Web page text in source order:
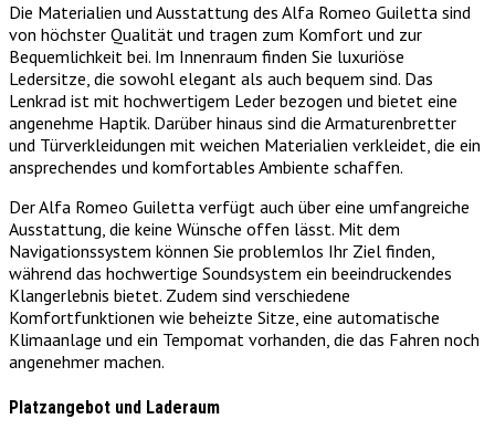
Die Materialien und Ausstattung des Alfa Romeo Guiletta sind
von höchster Qualität und tragen zum Komfort und zur
Bequemlichkeit bei. Im Innenraum finden Sie luxuriöse
Ledersitze, die sowohl elegant als auch bequem sind. Das
Lenkrad ist mit hochwertigem Leder bezogen und bietet eine
angenehme Haptik. Darüber hinaus sind die Armaturenbretter
und Türverkleidungen mit weichen Materialien verkleidet, die ein
ansprechendes und komfortables Ambiente schaffen.
Der Alfa Romeo Guiletta verfügt auch über eine umfangreiche
Ausstattung, die keine Wünsche offen lässt. Mit dem
Navigationssystem können Sie problemlos Ihr Ziel finden,
während das hochwertige Soundsystem ein beeindruckendes
Klangerlebnis bietet. Zudem sind verschiedene
Komfortfunktionen wie beheizte Sitze, eine automatische
Klimaanlage und ein Tempomat vorhanden, die das Fahren noch
angenehmer machen.
Platzangebot und Laderaum